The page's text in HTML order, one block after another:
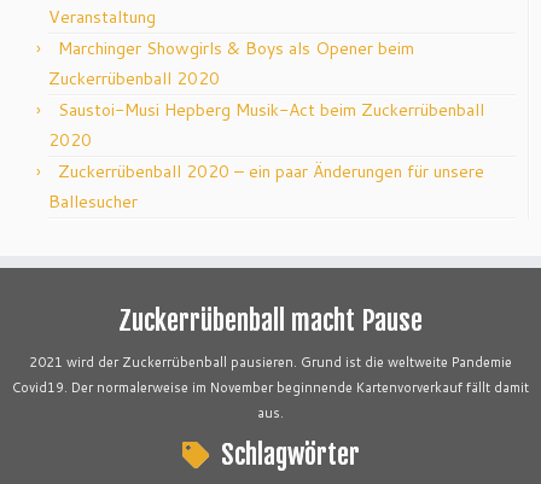
Veranstaltung
Marchinger Showgirls & Boys als Opener beim
Zuckerrübenball 2020
Saustoi-Musi Hepberg Musik-Act beim Zuckerrübenball
2020
Zuckerrübenball 2020 – ein paar Änderungen für unsere
Ballesucher
Zuckerrübenball macht Pause
2021 wird der Zuckerrübenball pausieren. Grund ist die weltweite Pandemie
Covid19. Der normalerweise im November beginnende Kartenvorverkauf fällt damit
aus.
Schlagwörter